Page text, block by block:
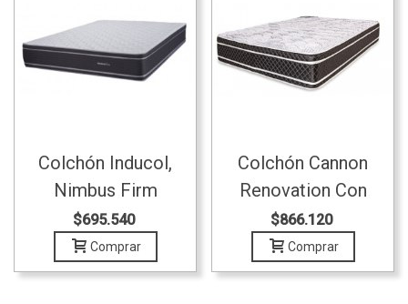
Colchón Inducol,
Nimbus Firm
160x200
$695.540
Comprar
Colchón Cannon
Renovation Con
Pillow 160x200
$866.120
Comprar